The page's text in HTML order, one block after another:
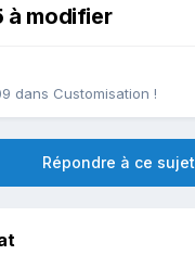
à modifier
dans Customisation !
Répondre à ce sujet